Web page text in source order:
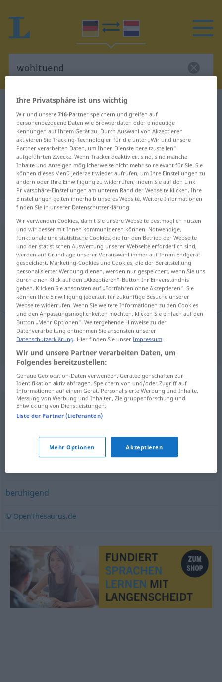
Deutsch-Niederländisch Wörterbuch
Deutsch-Niederländisch
Übersetzung für "wohltuend"
"wohltuend" Niederländisch
Übersetzung
„wohltuend“
wohltuend [ˈv-]
Übersicht aller Übersetzungen
(Für mehr Details die Übersetzung anklicken/antippen)
weldadig, weldoend
weldadig,weldoend wohltuend
Synonyme für "wohltuend"
angenehm (vor Adj.),schön (ugs.)
erbaulich,angenehm,günstig,gut,erfreulich,
charmant (fig.) glücklich,erhebend
beruhigend
© OpenThesaurus.de
Ihre Privatsphäre ist uns wichtig
Wir und unsere716-Partner speichern und greifen auf
personenbezogene Daten wie Browserdaten oder eindeutige
Kennungen auf Ihrem Gerät zu. Durch Auswahl von Akzeptieren
aktivieren Sie Tracking-Technologien für die unter „Wir und unsere
Partner verarbeiten Daten, um Ihnen Dienste bereitzustellen“
aufgeführten Zwecke. Wenn Tracker deaktiviert sind, sind manche
Inhalte und Anzeigen möglicherweise nicht mehr so relevant für Sie. Sie
können dieses Menü jederzeit wieder aufrufen, um Ihre Einstellungen zu
ändern oder Ihre Einwilligung zu widerrufen, indem Sie auf den Link
Privatsphäre-Einstellungen am unteren Rand der Webseite klicken. Ihre
Einstellungen gelten innerhalb unseres Website. Weitere Informationen
finden Sie in unserer Datenschutzerklärung.
Wir verwenden Cookies, damit Sie unsere Webseite bestmöglich nutzen
und wir besser mit Ihnen kommunizieren können. Notwendige,
funktionale und statistische Cookies, die für den Betrieb der Webseite
und der statistischen Auswertung unserer Webseite erforderlich sind,
werden auf Grundlage unserer Vorauswahl immer auf Ihrem Endgerät
gespeichert. Marketing-Cookies und Cookies, die der Bereitstellung
personalisierter Werbung dienen, werden nur gespeichert, wenn Sie uns
durch einen Klick auf den „Akzeptieren“-Button Ihr Einverständnis
geben. Klicken Sie ansonsten auf „Fortfahren ohne Akzeptieren“. Sie
können Ihre Einwilligung jederzeit für zukünftige Besuche unserer
Webseite widerrufen. Wenn Sie weitere Informationen zu den Cookies
und den Anpassungsmöglichkeiten möchten, klicken Sie einfach auf den
Button „Mehr Optionen“. Weitergehende Hinweise zu der
Datenverarbeitung entnehmen Sie ansonsten unserer
Datenschutzerklärung. Hier finden Sie unserImpressum.
Wir und unsere Partner verarbeiten Daten, um
Folgendes bereitzustellen:
Genaue Geolocation-Daten verwenden. Geräteeigenschaften zur
Identifikation aktiv abfragen. Speichern von und/oder Zugriff auf
Informationen auf einem Gerät. Personalisierte Werbung und Inhalte,
Messung von Werbung und Inhalten, Zielgruppenforschung und
Entwicklung von Dienstleistungen.
Liste der Partner (Lieferanten)
Mehr Optionen Akzeptieren